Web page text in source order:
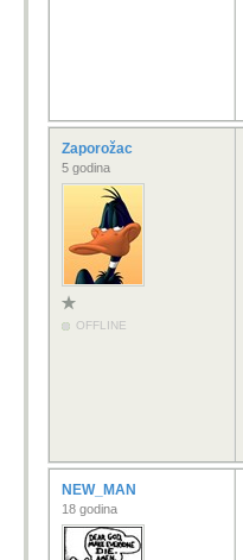
Zaporožac
5 godina
OFFLINE
NEW_MAN
18 godina